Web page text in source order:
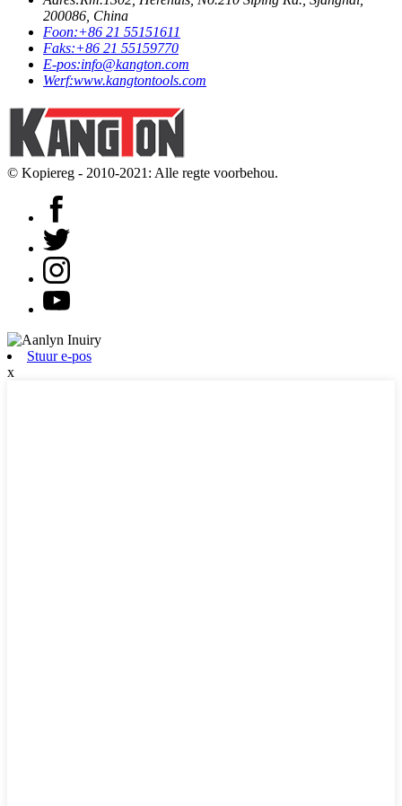
200086, China
Foon:+86 21 55151611
Faks:+86 21 55159770
E-pos:info@kangton.com
Werf:www.kangtontools.com
© Kopiereg - 2010-2021: Alle regte voorbehou.
Stuur e-pos
x